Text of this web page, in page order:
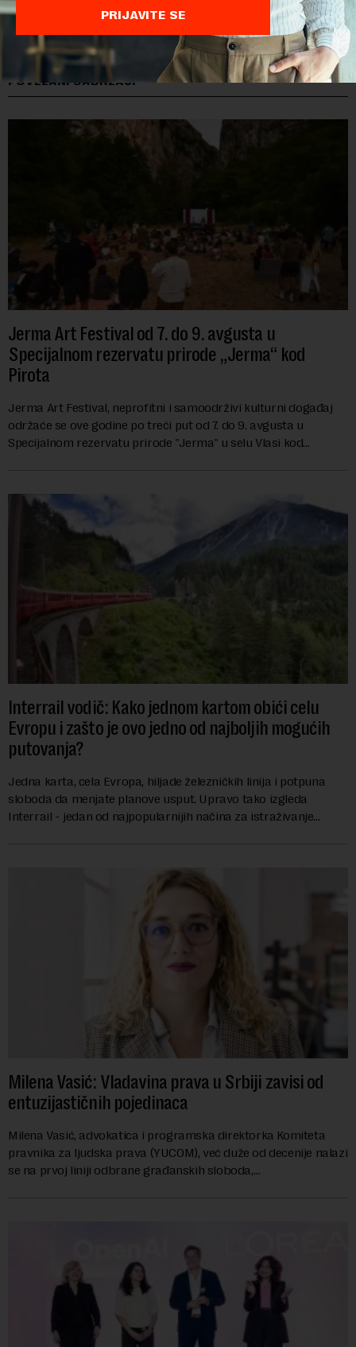
POVEZANI SADRŽAJI
Jerma Art Festival od 7. do 9. avgusta u
Specijalnom rezervatu prirode „Jerma“ kod
Pirota
Jerma Art Festival, neprofitni i samoodrživi kulturni događaj
održaće se ove godine po treći put od 7. do 9. avgusta u
Specijalnom rezervatu prirode "Jerma" u selu Vlasi kod
Interrail vodič: Kako jednom kartom obići celu
Evropu i zašto je ovo jedno od najboljih mogućih
putovanja?
Jedna karta, cela Evropa, hiljade železničkih linija i potpuna
sloboda da menjate planove usput. Upravo tako izgleda
Interrail - jedan od najpopularnijih načina za istraživanje
Milena Vasić: Vladavina prava u Srbiji zavisi od
entuzijastičnih pojedinaca
Milena Vasić, advokatica i programska direktorka Komiteta
pravnika za ljudska prava (YUCOM), već duže od decenije nalazi
se na prvoj liniji odbrane građanskih sloboda,
PRIJAVITE SE